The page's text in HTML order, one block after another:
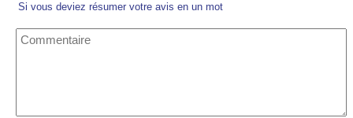
Si vous deviez résumer votre avis en un mot